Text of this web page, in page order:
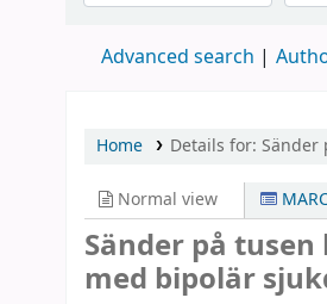
Advanced search
Home Details for: Sänder
Normal view
Sänder på
med bipolär